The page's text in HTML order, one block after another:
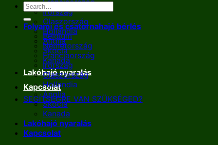
Franciaország
Írország
Olaszország
Hollandia
Anglia
Skócia
Kanada
Lakóhajó nyaralás
Kapcsolat
SEGÍTSÉGRE VAN SZÜKSÉGED?
Folyami és csatornahajó bérlés
Belgium
Németország
Franciaország
Írország
Olaszország
Hollandia
Anglia
Skócia
Kanada
Lakóhajó nyaralás
Kapcsolat